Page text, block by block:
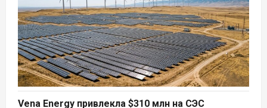
Vena Energy привлекла $310 млн на СЭС